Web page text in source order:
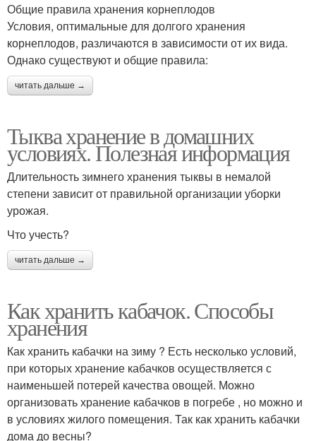
Общие правила хранения корнеплодов
Условия, оптимальные для долгого хранения
корнеплодов, различаются в зависимости от их вида.
Однако существуют и общие правила:
читать дальше →
Тыква хранение в домашних
условиях. Полезная информация
Длительность зимнего хранения тыквы в немалой
степени зависит от правильной организации уборки
урожая.
Что учесть?
читать дальше →
Как хранить кабачок. Способы
хранения
Как хранить кабачки на зиму ? Есть несколько условий,
при которых хранение кабачков осуществляется с
наименьшей потерей качества овощей. Можно
организовать хранение кабачков в погребе , но можно и
в условиях жилого помещения. Так как хранить кабачки
дома до весны?